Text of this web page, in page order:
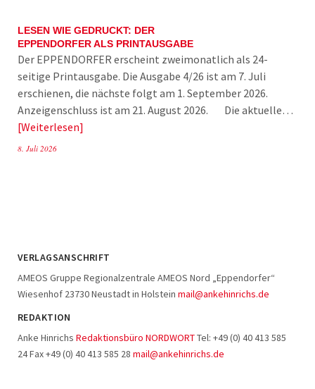
LESEN WIE GEDRUCKT: DER
EPPENDORFER ALS PRINTAUSGABE
Der EPPENDORFER erscheint zweimonatlich als 24-
seitige Printausgabe. Die Ausgabe 4/26 ist am 7. Juli
erschienen, die nächste folgt am 1. September 2026.
Anzeigenschluss ist am 21. August 2026. Die aktuelle…
Weiterlesen
8. Juli 2026
VERLAGSANSCHRIFT
AMEOS Gruppe Regionalzentrale AMEOS Nord „Eppendorfer“
Wiesenhof 23730 Neustadt in Holstein mail@ankehinrichs.de
REDAKTION
Anke Hinrichs Redaktionsbüro NORDWORTTel: +49 (0) 40 413 585
24 Fax +49 (0) 40 413 585 28 mail@ankehinrichs.de